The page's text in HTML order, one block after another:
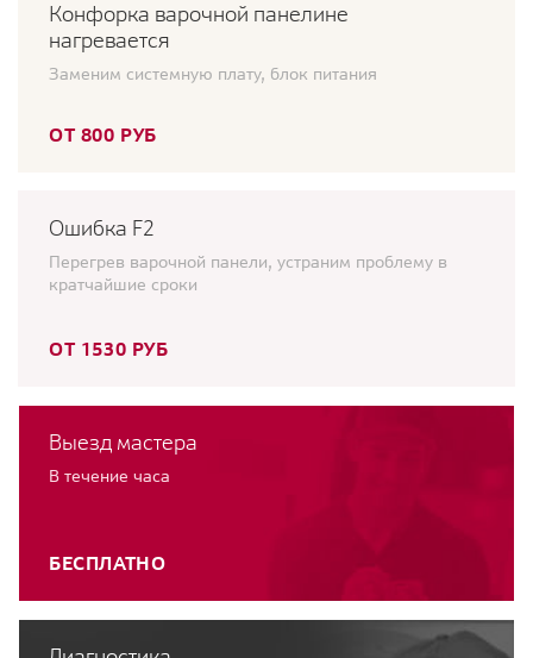
Конфорка варочной панелине
нагревается
Заменим системную плату, блок питания
ОТ 800 РУБ
Ошибка F2
Перегрев варочной панели, устраним проблему в
кратчайшие сроки
ОТ 1530 РУБ
Выезд мастера
В течение часа
БЕСПЛАТНО